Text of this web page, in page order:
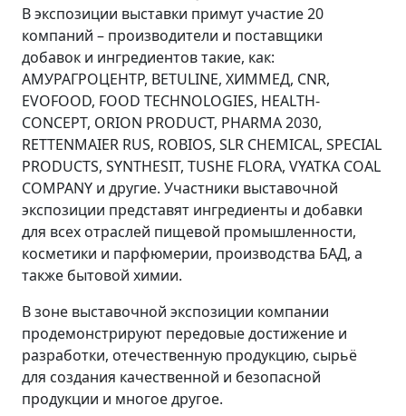
В экспозиции выставки примут участие 20
компаний – производители и поставщики
добавок и ингредиентов такие, как:
АМУРАГРОЦЕНТР, BETULINE, ХИММЕД, CNR,
EVOFOOD, FOOD TECHNOLOGIES, HEALTH-
CONCEPT, ORION PRODUCT, PHARMA 2030,
RETTENMAIER RUS, ROBIOS, SLR CHEMICAL, SPECIAL
PRODUCTS, SYNTHESIT, TUSHE FLORA, VYATKA COAL
COMPANY и другие. Участники выставочной
экспозиции представят ингредиенты и добавки
для всех отраслей пищевой промышленности,
косметики и парфюмерии, производства БАД, а
также бытовой химии.
В зоне выставочной экспозиции компании
продемонстрируют передовые достижение и
разработки, отечественную продукцию, сырьё
для создания качественной и безопасной
продукции и многое другое.